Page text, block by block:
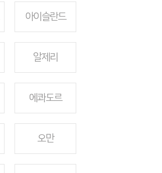
아이슬란드
알제리
에콰도르
오만